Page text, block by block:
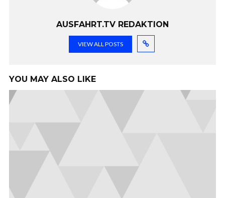
AUSFAHRT.TV REDAKTION
VIEW ALL POSTS
YOU MAY ALSO LIKE